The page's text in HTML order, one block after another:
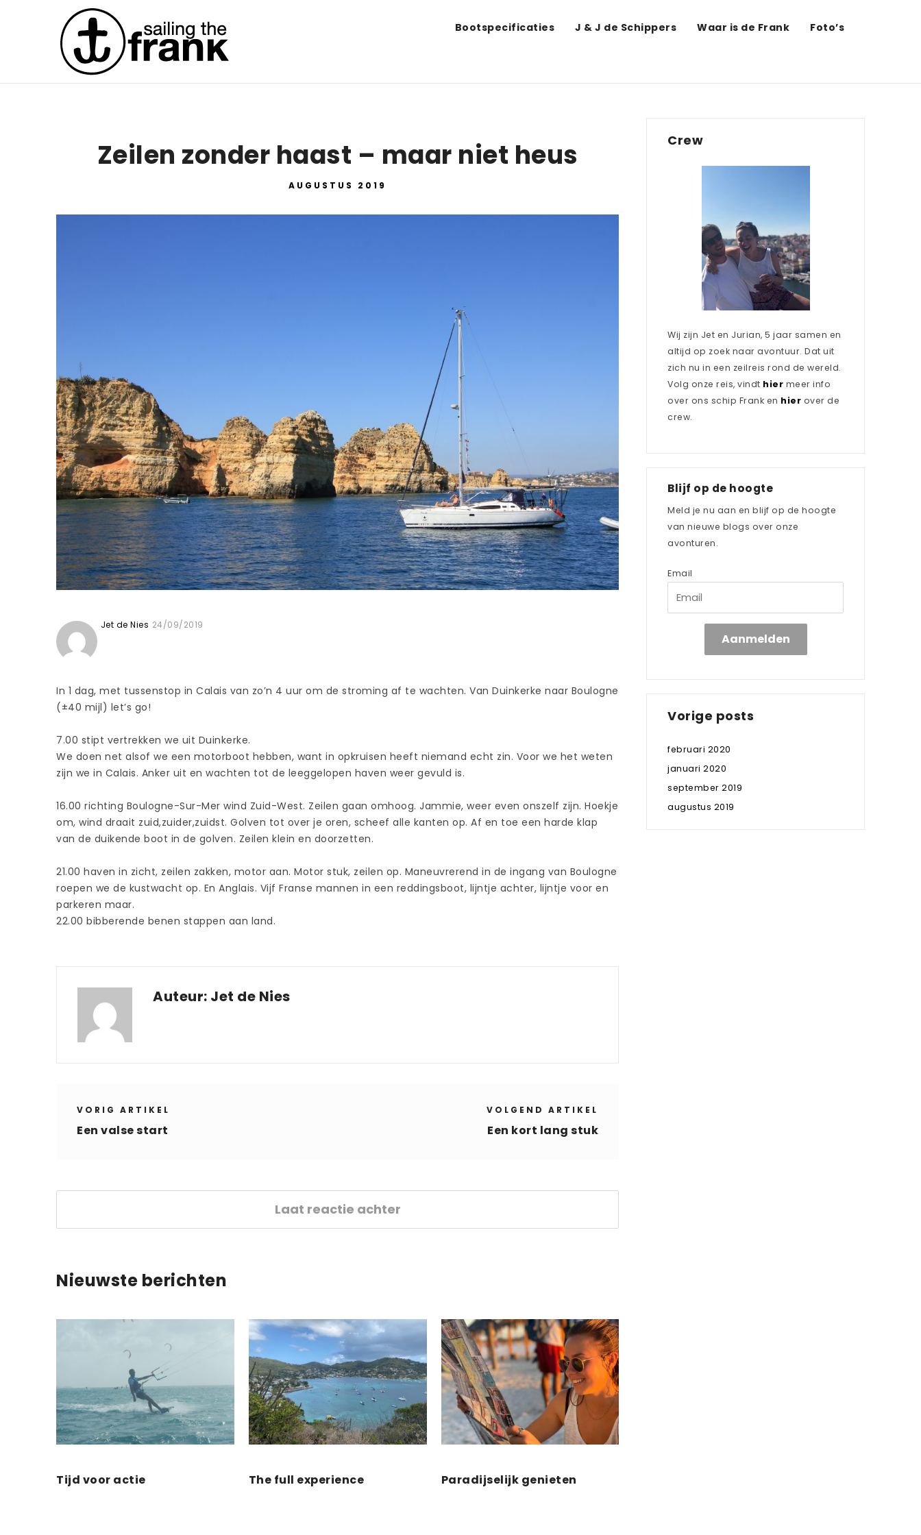
Bootspecificaties J & J de Schippers Waar is de Frank Foto’s
Zeilen zonder haast – maar niet heus
AUGUSTUS 2019
Jet de Nies 24/09/2019
In 1 dag, met tussenstop in Calais van zo’n 4 uur om de stroming af te wachten. Van Duinkerke naar Boulogne
(±40 mijl) let’s go!
7.00 stipt vertrekken we uit Duinkerke.
We doen net alsof we een motorboot hebben, want in opkruisen heeft niemand echt zin. Voor we het weten
zijn we in Calais. Anker uit en wachten tot de leeggelopen haven weer gevuld is.
16.00 richting Boulogne-Sur-Mer wind Zuid-West. Zeilen gaan omhoog. Jammie, weer even onszelf zijn. Hoekje
om, wind draait zuid,zuider,zuidst. Golven tot over je oren, scheef alle kanten op. Af en toe een harde klap
van de duikende boot in de golven. Zeilen klein en doorzetten.
21.00 haven in zicht, zeilen zakken, motor aan. Motor stuk, zeilen op. Maneuvrerend in de ingang van Boulogne
roepen we de kustwacht op. En Anglais. Vijf Franse mannen in een reddingsboot, lijntje achter, lijntje voor en
parkeren maar.
22.00 bibberende benen stappen aan land.
Auteur: Jet de Nies
VORIG ARTIKEL
Een valse start
VOLGEND ARTIKEL
Een kort lang stuk
Laat reactie achter
Nieuwste berichten
Tijd voor actie The full experience Paradijselijk genieten
Crew
Wij zijn Jet en Jurian, 5 jaar samen en
altijd op zoek naar avontuur. Dat uit
zich nu in een zeilreis rond de wereld.
Volg onze reis, vindt hier meer info
over ons schip Frank en hier over de
crew.
Blijf op de hoogte
Meld je nu aan en blijf op de hoogte
van nieuwe blogs over onze
avonturen.
Email
Aanmelden
Vorige posts
februari 2020
januari 2020
september 2019
augustus 2019